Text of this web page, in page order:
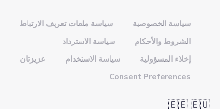
سياسة الخصوصية
سياسة ملفات تعريف الارتباط
الشروط والأحكام
سياسة الاسترداد
إخلاء المسؤولية
سياسة الاستخدام
عزيزتان
Consent Preferences
🇪🇪 🇪🇺